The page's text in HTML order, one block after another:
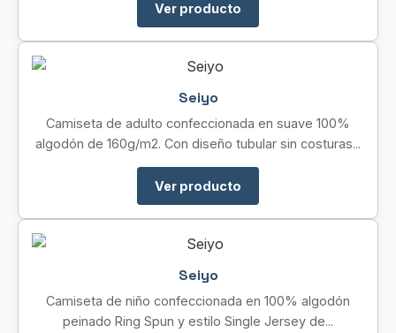
Ver producto
Seiyo
Camiseta de adulto confeccionada en suave 100%
algodón de 160g/m2. Con diseño tubular sin costuras...
Ver producto
Seiyo
Camiseta de niño confeccionada en 100% algodón
peinado Ring Spun y estilo Single Jersey de...